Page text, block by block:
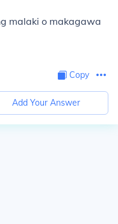
malaki o makagawa
Copy
Add Your Answer